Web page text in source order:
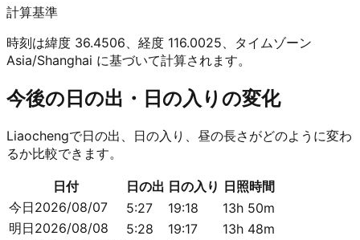
計算基準
時刻は緯度 36.4506、経度 116.0025、タイムゾーン
Asia/Shanghai に基づいて計算されます。
今後の日の出・日の入りの変化
Liaochengで日の出、日の入り、昼の長さがどのように変わ
るか比較できます。
日付 日の出 日の入り 日照時間
今日2026/08/07 5:27 19:18
13h 50m
明日2026/08/08 5:28 19:17
13h 48m